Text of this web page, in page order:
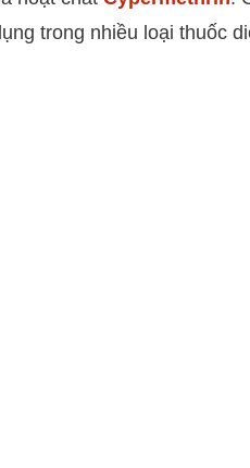
trong nhiều loại thuốc